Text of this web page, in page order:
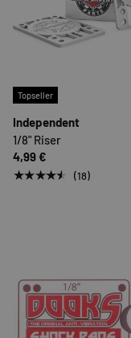
Topseller
Independent
1/8" Riser
4,99 €
★★★★★ (18)